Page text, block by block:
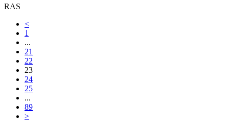
RAS
<
1
...
21
22
23
24
25
...
89
>